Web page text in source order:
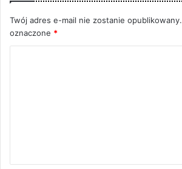
Twój adres e-mail nie zostanie opublikowany.
oznaczone *